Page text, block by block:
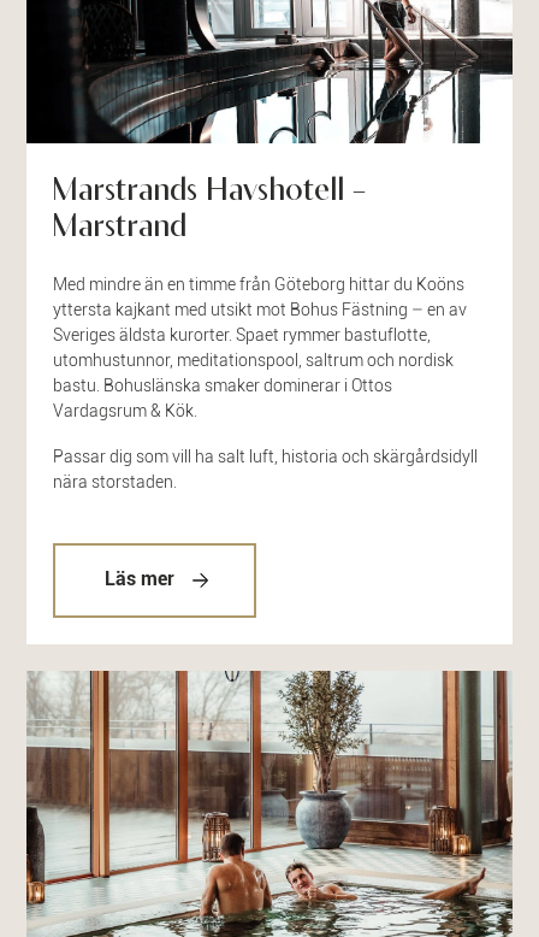
Marstrands Havshotell –
Marstrand
Med mindre än en timme från Göteborg hittar du Koöns
yttersta kajkant med utsikt mot Bohus Fästning – en av
Sveriges äldsta kurorter. Spaet rymmer bastuflotte,
utomhustunnor, meditationspool, saltrum och nordisk
bastu. Bohuslänska smaker dominerar i Ottos
Vardagsrum & Kök.
Passar dig som vill ha salt luft, historia och skärgårdsidyll
nära storstaden.
Läs mer